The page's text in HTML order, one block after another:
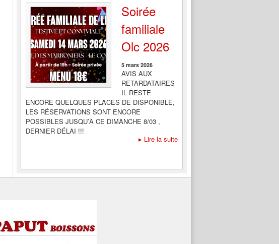
Soirée
familiale
Olc 2026
5 mars 2026
AVIS AUX
RETARDATAIRES
IL RESTE
ENCORE QUELQUES PLACES DE DISPONIBLE,
LES RÉSERVATIONS SONT ENCORE
POSSIBLES JUSQU’À CE DIMANCHE 8/03 ,
DERNIER DÉLAI !!!
▸ Lire la suite